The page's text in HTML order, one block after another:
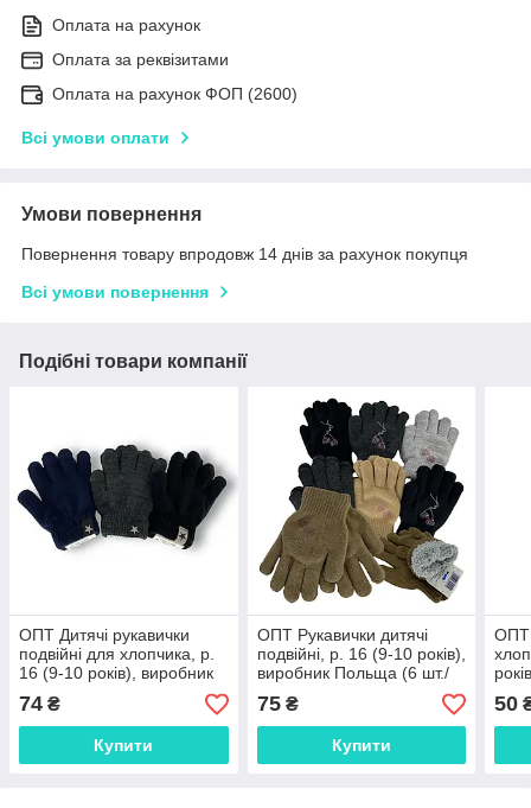
Оплата на рахунок
Оплата за реквізитами
Оплата на рахунок ФОП (2600)
Всі умови оплати
Умови повернення
Повернення товару впродовж 14 днів за рахунок покупця
Всі умови повернення
Подібні товари компанії
ОПТ Дитячі рукавички
подвійні для хлопчика, р.
16 (9-10 років), виробник
Польща (6 шт./набір)
74 ₴
Купити
ОПТ Рукавички дитячі
подвійні, р. 16 (9-10 років),
виробник Польща (6 шт./
набір)
75₴
Купити
ОПТ
50